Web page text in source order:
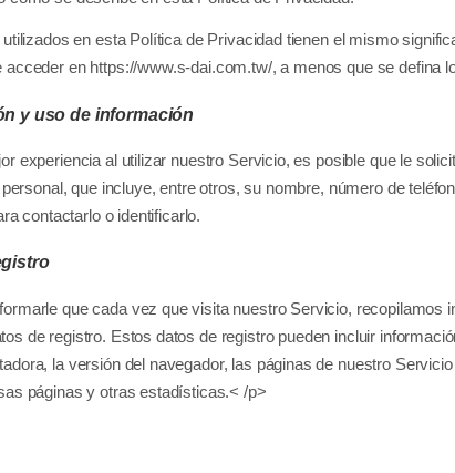
en esta Política de Privacidad tienen el mismo
acceder en https://www.s-dai.com.tw/, a menos que se defina
y uso de información
experiencia al utilizar nuestro Servicio, es posible que le
que incluye, entre otros, su nombre, número de
contactarlo o identificarlo.
que cada vez que visita nuestro Servicio, recopilamos
de registro. Estos datos de registro pueden incluir
la versión del navegador, las páginas de nuestro
páginas y otras estadísticas.< /p>